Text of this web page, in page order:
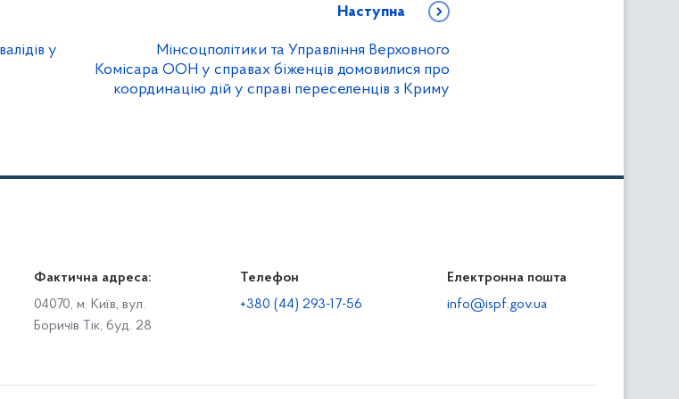
у
Наступна
Мінсоцполітики та Управління Верховного
Комісара ООН у справах біженців домовилися про
координацію дій у справі переселенців з Криму
інформації
із запитами на отримання публічної
Діяльність
Роботодавцям
Фактична адреса:
04070, м. Київ, вул.
Боричів Тік, буд. 28
Телефон
+380 (44) 293-17-56
Електронна пошта
info@ispf.gov.ua